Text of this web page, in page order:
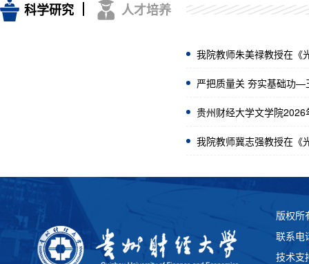
科学研究 人才培养
我院教师朱美禄教授在《
严把质量关 夯实基础功—
贵州财经大学文学院
我院教师冀志强教授在《
版权所
联系电
技术支